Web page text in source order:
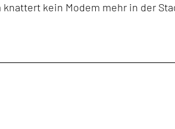
kein Modem mehr in der